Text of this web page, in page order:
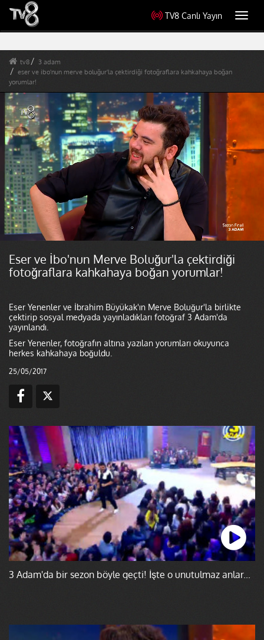
TV8 Canlı Yayın
tv8
3 adam
eser ve ibo'nun merve boluğur'la çektirdiği fotoğraflara kahkahaya boğan
yorumlar!
Eser ve İbo'nun Merve Boluğur'la çektirdiği
fotoğraflara kahkahaya boğan yorumlar!
Eser Yenenler ve İbrahim Büyükak'ın Merve Boluğur'la birlikte
çektirip sosyal medyada yayınladıkları fotoğraf 3 Adam'da
yayınlandı.
Eser Yenenler, fotoğrafın altına yazılan yorumları okuyunca
herkes kahkahaya boğuldu.
25/05/2017
3 Adam'da bir sezon böyle geçti! İşte o unutulmaz anlar...